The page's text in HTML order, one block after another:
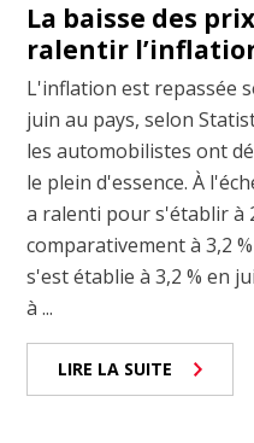
La baisse des
ralentir
L'inflation est repassée
juin au pays, selon
les automobilistes ont
le plein d'essence. À
a ralenti pour s'établir à
comparativement à 3,2
s'est établie à 3,2 % en
à ...
LIRE LA SUITE